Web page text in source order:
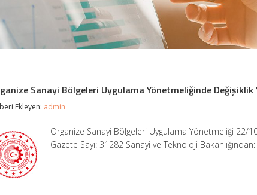
Sanayi Bölgeleri Uygulama Yönetmeliğinde Değişiklik
Ekleyen: admin
Organize Sanayi Bölgeleri Uygulama Yönetmeliği 22/
Gazete Sayı: 31282 Sanayi ve Teknoloji